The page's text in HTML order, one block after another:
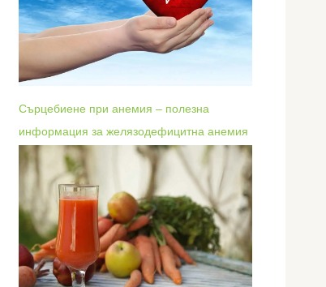
Сърцебиене при анемия – полезна
информация за желязодефицитна анемия